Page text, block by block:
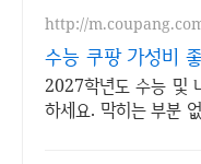
http://
수능 쿠팡 가성비
2027학년도 수능 및
하세요. 막히는 부분